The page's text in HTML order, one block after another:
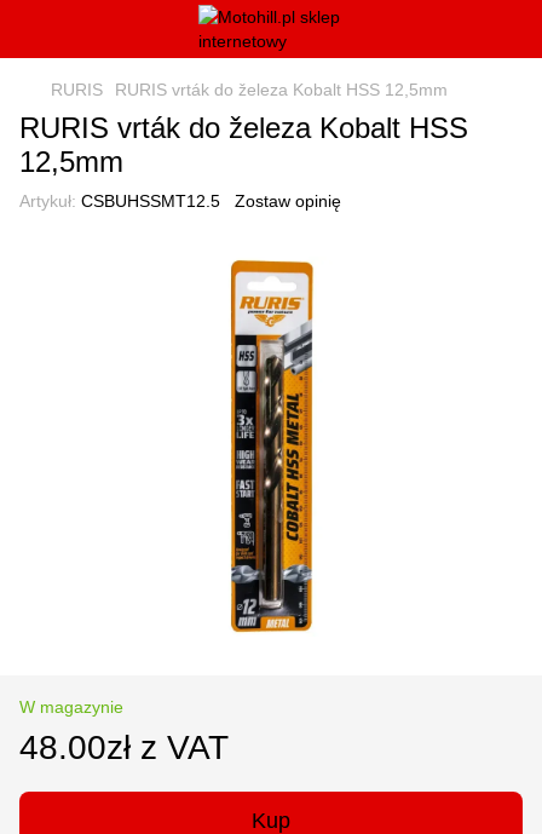
RURIS RURIS vrták do železa Kobalt HSS 12,5mm
RURIS vrták do železa Kobalt HSS
12,5mm
Artykuł: CSBUHSSMT12.5 Zostaw opinię
W magazynie
48.00zł z VAT
Kup